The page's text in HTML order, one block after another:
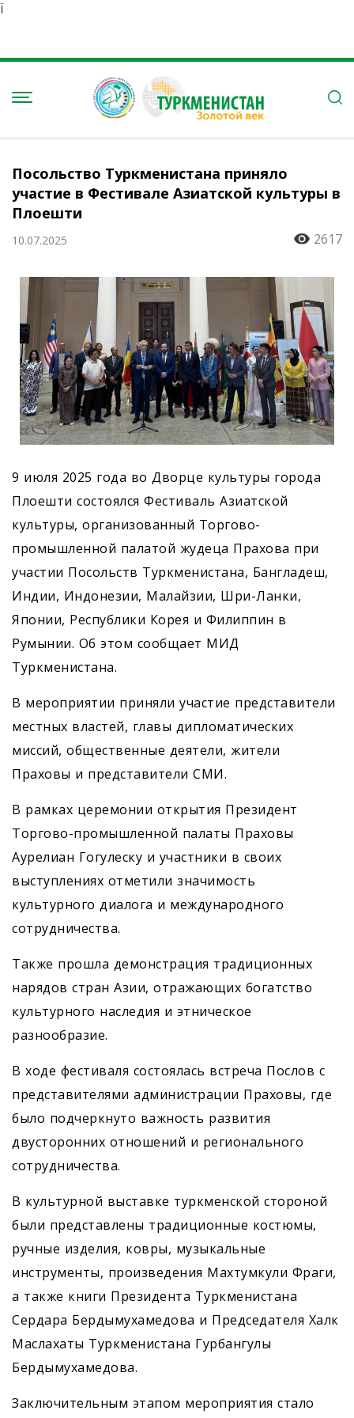
Ï
Посольство Туркменистана приняло
участие в Фестивале Азиатской культуры в
Плоешти
10.07.2025 2617
9 июля 2025 года во Дворце культуры города
Плоешти состоялся Фестиваль Азиатской
культуры, организованный Торгово-
промышленной палатой жудеца Прахова при
участии Посольств Туркменистана, Бангладеш,
Индии, Индонезии, Малайзии, Шри-Ланки,
Японии, Республики Корея и Филиппин в
Румынии. Об этом сообщает МИД
Туркменистана.
В мероприятии приняли участие представители
местных властей, главы дипломатических
миссий, общественные деятели, жители
Праховы и представители СМИ.
В рамках церемонии открытия Президент
Торгово-промышленной палаты Праховы
Аурелиан Гогулеску и участники в своих
выступлениях отметили значимость
культурного диалога и международного
сотрудничества.
Также прошла демонстрация традиционных
нарядов стран Азии, отражающих богатство
культурного наследия и этническое
разнообразие.
В ходе фестиваля состоялась встреча Послов с
представителями администрации Праховы, где
было подчеркнуто важность развития
двусторонних отношений и регионального
сотрудничества.
В культурной выставке туркменской стороной
были представлены традиционные костюмы,
ручные изделия, ковры, музыкальные
инструменты, произведения Махтумкули Фраги,
а также книги Президента Туркменистана
Сердара Бердымухамедова и Председателя Халк
Маслахаты Туркменистана Гурбангулы
Бердымухамедова.
Заключительным этапом мероприятия стало